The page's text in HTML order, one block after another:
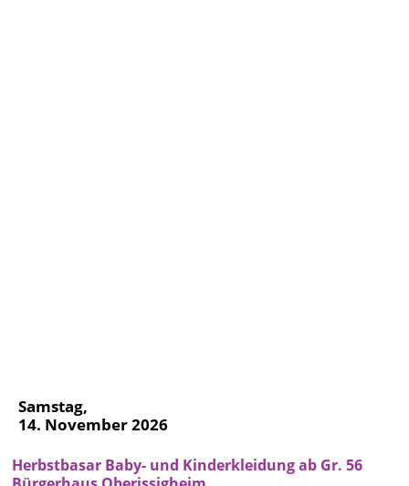
Samstag,
14. November 2026
Herbstbasar Baby- und Kinderkleidung ab Gr. 56